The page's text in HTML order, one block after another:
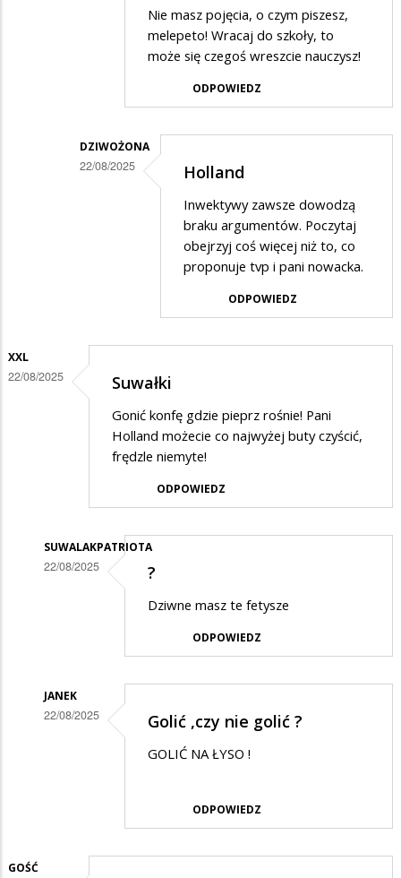
odpowiedzi
Holland
Nie masz pojęcia, o czym piszesz,
melepeto! Wracaj do szkoły, to
może się czegoś wreszcie nauczysz!
ODPOWIEDZ
DZIWOŻONA
22/08/2025
Niewiedza
Dziwożyny
Holland
Inwektywy zawsze dowodzą
braku argumentów. Poczytaj
obejrzyj coś więcej niż to, co
proponuje tvp i pani nowacka.
ODPOWIEDZ
XXL
22/08/2025 Suwałki
Gonić konfę gdzie pieprz rośnie! Pani
Holland możecie co najwyżej buty czyścić,
frędzle niemyte!
ODPOWIEDZ
SUWALAKPATRIOTA
22/08/2025
odpowiedzi
na
?
Dziwne masz te fetysze
ODPOWIEDZ
JANEK
22/08/2025 Golić ,czy nie golić ?
GOLIĆ NA ŁYSO !
ODPOWIEDZ
GOŚĆ